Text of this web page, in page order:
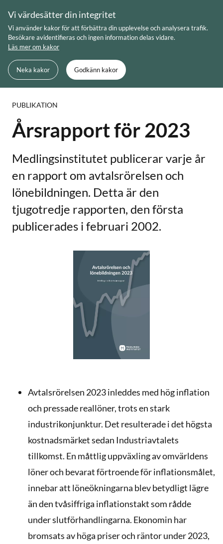
content
Sök Meny
Du är här: Startsida Årsrapport för 2023
PUBLIKATION
Årsrapport för 2023
Medlingsinstitutet publicerar varje år
en rapport om avtalsrörelsen och
lönebildningen. Detta är den
tjugotredje rapporten, den första
publicerades i februari 2002.
Avtalsrörelsen 2023 inleddes med hög inflation
och pressade reallöner, trots en stark
industrikonjunktur. Det resulterade i det högsta
kostnadsmärket sedan Industriavtalets
tillkomst. En måttlig uppväxling av omvärldens
löner och bevarat förtroende för inflationsmålet,
innebar att löneökningarna blev betydligt lägre
än den tvåsiffriga inflationstakt som rådde
under slutförhandlingarna. Ekonomin har
bromsats av höga priser och räntor under 2023,
Vi värdesätter din integritet
Vi använder kakor för att förbättra din upplevelse och analysera trafik.
Besökare avidentifieras och ingen information delas vidare.
Läs mer om kakor
Neka kakor Godkänn kakor